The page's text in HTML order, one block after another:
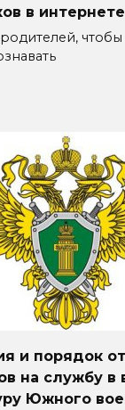
в интернете
чтобы
и порядок
на службу в
Южного